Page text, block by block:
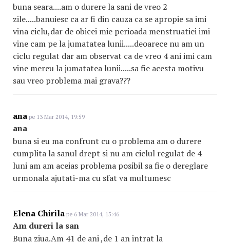
buna seara....am o durere la sani de vreo 2
zile.....banuiesc ca ar fi din cauza ca se apropie sa imi
vina ciclu,dar de obicei mie perioada menstruatiei imi
vine cam pe la jumatatea lunii.....deoarece nu am un
ciclu regulat dar am observat ca de vreo 4 ani imi cam
vine mereu la jumatatea lunii.....sa fie acesta motivu
sau vreo problema mai grava???
ana pe 13 Mar 2014, 19:59
ana
buna si eu ma confrunt cu o problema am o durere
cumplita la sanul drept si nu am ciclul regulat de 4
luni am am aceias problema posibil sa fie o dereglare
urmonala ajutati-ma cu sfat va multumesc
Elena Chirila pe 6 Mar 2014, 15:46
Am dureri la san
Buna ziua.Am 41 de ani ,de 1 an intrat la